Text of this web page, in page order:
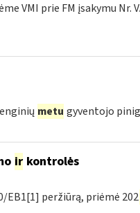
VMI prie FM įsakymu
metu gyventojo
irkontrolės
peržiūrą, priėmė 202